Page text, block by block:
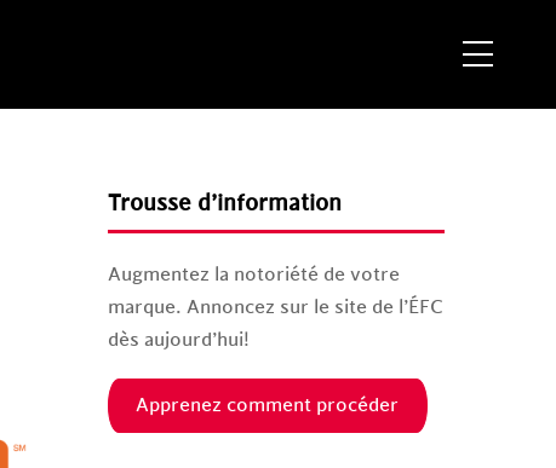
Menu
Trousse d’information
Augmentez la notoriété de votre
marque. Annoncez sur le site de l’ÉFC
dès aujourd’hui!
Apprenez comment procéder